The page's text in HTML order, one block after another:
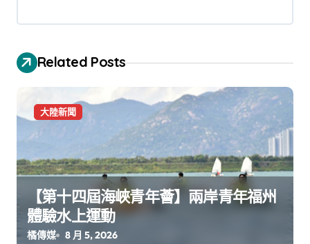
Related Posts
大陸新聞
【第十四屆海峽青年薈】兩岸青年福州
體驗水上運動
橘傳媒 8 月 5, 2026